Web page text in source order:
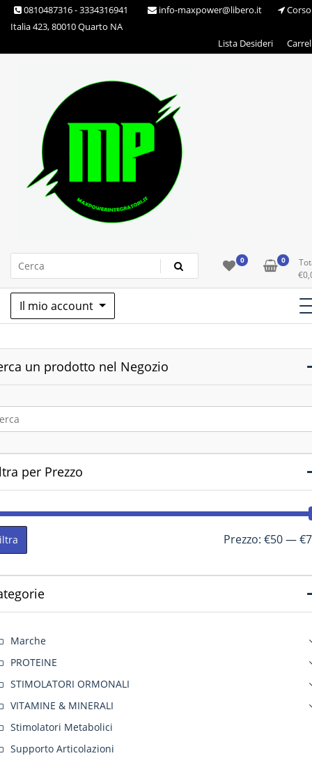
Skip 0810487316 - 3334316941 info-maxpower@libero.it
Corso
Italia 423, 80010 Quarto NA
Lista Desideri
Max Power Integratori 0 0
€
Il mio account
un prodotto nel Negozio
per Prezzo
Prezzo: €50—
Marche
PROTEINE
STIMOLATORI ORMONALI
VITAMINE & MINERALI
Stimolatori Metabolici
Supporto Articolazioni